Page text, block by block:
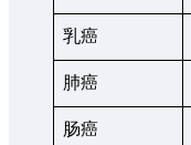
乳癌
肺癌
肠癌